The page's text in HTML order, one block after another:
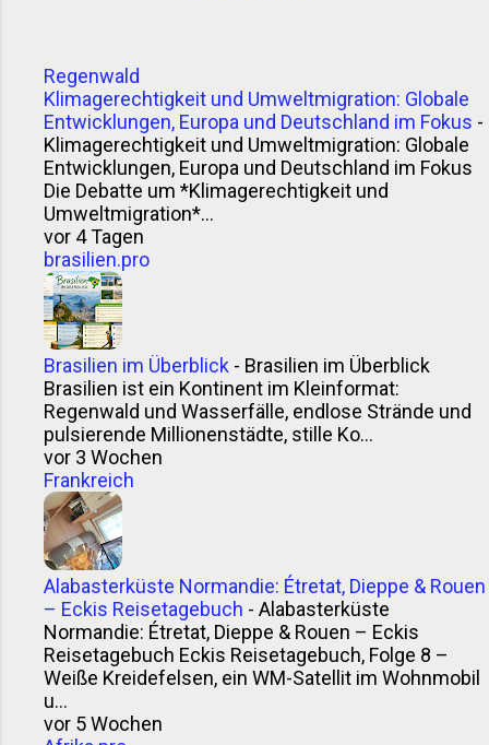
wiederhergestellt. Die Geschichte
von Epecuén reicht zurück in das 19.
Jahrhundert, als das Dorf zu einem
beliebten Kurort mit Thermalquellen
wurde. In den 1980er Jahren jedoch
brach der Damm des Lago Epecuén,
und das Dorf wurde von den Fluten
unter Wasser begraben, und das
Salzwasser verwandelte die
Überreste der Stadt in eine surreal
anmutende Geisterstadt. Doch in den
Regenwald
Klimagerechtigkeit und Umweltmigration: Globale
Entwicklungen, Europa und Deutschland im Fokus -
Klimagerechtigkeit und Umweltmigration: Globale
Entwicklungen, Europa und Deutschland im Fokus
Die Debatte um *Klimagerechtigkeit und
Umweltmigration*...
vor 4 Tagen
brasilien.pro
Brasilien im Überblick - Brasilien im Überblick
Brasilien ist ein Kontinent im Kleinformat:
Regenwald und Wasserfälle, endlose Strände und
pulsierende Millionenstädte, stille Ko...
vor 3 Wochen
Frankreich
Alabasterküste Normandie: Étretat, Dieppe & Rouen
– Eckis Reisetagebuch - Alabasterküste
Normandie: Étretat, Dieppe & Rouen – Eckis
Reisetagebuch Eckis Reisetagebuch, Folge 8 –
Weiße Kreidefelsen, ein WM-Satellit im Wohnmobil
u...
vor 5 Wochen